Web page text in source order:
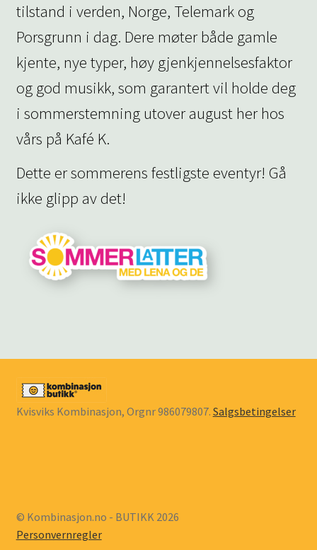
tilstand i verden, Norge, Telemark og
Porsgrunn i dag. Dere møter både gamle
kjente, nye typer, høy gjenkjennelsesfaktor
og god musikk, som garantert vil holde deg
i sommerstemning utover august her hos
vårs på Kafé K.
Dette er sommerens festligste eventyr! Gå
ikke glipp av det!
Kvisviks Kombinasjon, Orgnr 986079807. Salgsbetingelser
© Kombinasjon.no - BUTIKK 2026
Personvernregler